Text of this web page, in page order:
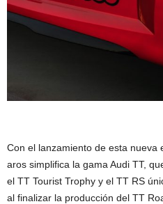
Con el lanzamiento de esta nueva
aros simplifica la gama Audi TT,
el TT Tourist Trophy y el TT RS
al finalizar la producción del TT